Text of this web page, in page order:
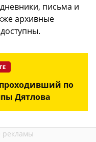
письма и
архивные
по
Дятлова